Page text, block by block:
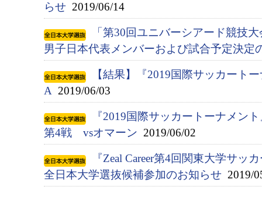
らせ 2019/06/14
「第30回ユニバーシアード競技
男子日本代表メンバーおよび試合予定決定
【結果】『2019国際サッカート
A 2019/06/03
『2019国際サッカートーナメン
第4戦 vsオマーン 2019/06/02
『Zeal Career第4回関東大学サ
全日本大学選抜候補参加のお知らせ 2019/